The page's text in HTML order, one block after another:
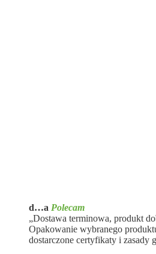
d…a Polecam
„Dostawa terminowa, produkt
Opakowanie wybranego
dostarczone certyfikaty i zasady